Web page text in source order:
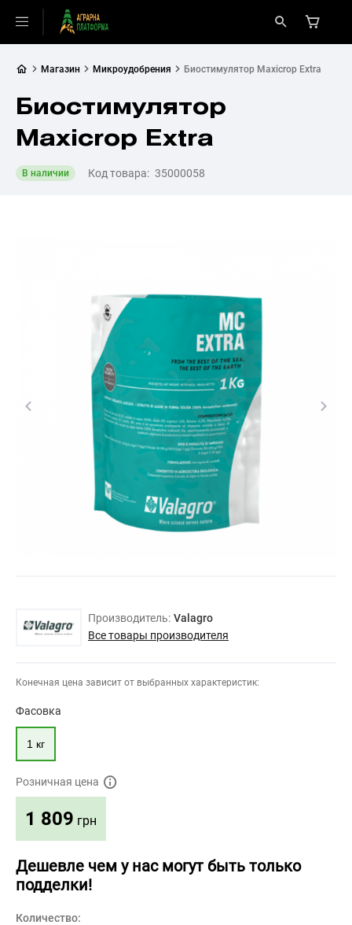
Магазин Микроудобрения Биостимулятор Maxicrop Extra
Биостимулятор
Maxicrop Extra
В наличии Код товара: 35000058
Производитель: Valagro
Все товары производителя
Конечная цена зависит от выбранных характеристик:
Фасовка
1 кг
Розничная цена
1 809 грн
Дешевле чем у нас могут быть только
подделки!
Количество: